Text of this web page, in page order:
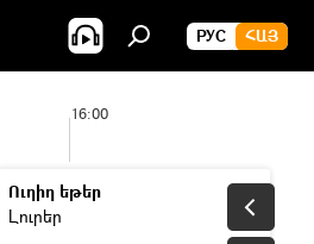
РУС ՀԱՅ
16:00
Ուղիղ եթեր
Լուրեր